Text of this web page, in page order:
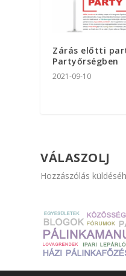
Zárás előtti
Partyőrségben
2021-09-10
VÁLASZOLJ
Hozzászólás